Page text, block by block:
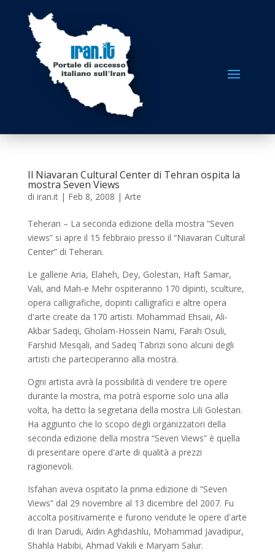
Il Niavaran Cultural Center di Tehran ospita la
mostra Seven Views
di iran.it| Feb 8, 2008 | Arte
Teheran – La seconda edizione della mostra ”Seven
views” si apre il 15 febbraio presso il “Niavaran Cultural
Center” di Teheran.
Le gallerie Aria, Elaheh, Dey, Golestan, Haft Samar,
Vali, and Mah-e Mehr ospiteranno 170 dipinti, sculture,
opera calligrafiche, dopinti calligrafici e altre opera
d'arte create da 170 artisti. Mohammad Ehsaii, Ali-
Akbar Sadeqi, Gholam-Hossein Nami, Farah Osuli,
Farshid Mesqali, and Sadeq Tabrizi sono alcuni degli
artisti che parteciperanno alla mostra.
Ogni artista avrà la possibilità di vendere tre opere
durante la mostra, ma potrà esporne solo una alla
volta, ha detto la segretaria della mostra Lili Golestan.
Ha aggiunto che lo scopo degli organizzatori della
seconda edizione della mostra “Seven Views” è quella
di presentare opere d'arte di qualità a prezzi
ragionevoli.
Isfahan aveva ospitato la prima edizione di “Seven
Views” dal 29 novembre al 13 dicembre del 2007. Fu
accolta positivamente e furono vendute le opere d'arte
di Iran Darudi, Aidin Aghdashlu, Mohammad Javadipur,
Shahla Habibi, Ahmad Vakili e Maryam Salur.